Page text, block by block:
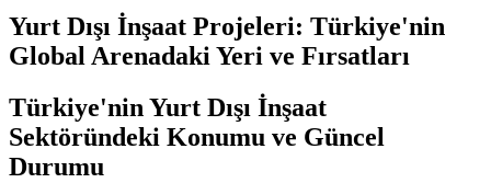
Yurt Dışı İnşaat Projeleri: Türkiye'nin
Global Arenadaki Yeri ve Fırsatları
Türkiye'nin Yurt Dışı İnşaat
Sektöründeki Konumu ve Güncel
Durumu